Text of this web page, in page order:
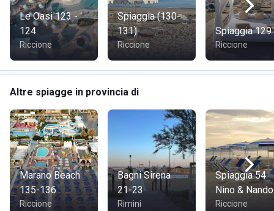
Le Oasi 123 -
124
Riccione
Spiaggia (130-
131)
Riccione
Spiaggia 129
Riccione
Altre spiagge in provincia di
Marano Beach
135-136
Riccione
Bagni Sirena
21-23
Rimini
Spiaggia 54
Nino & Nando
Riccione